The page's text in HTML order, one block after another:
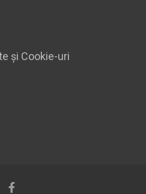
și Cookie-uri